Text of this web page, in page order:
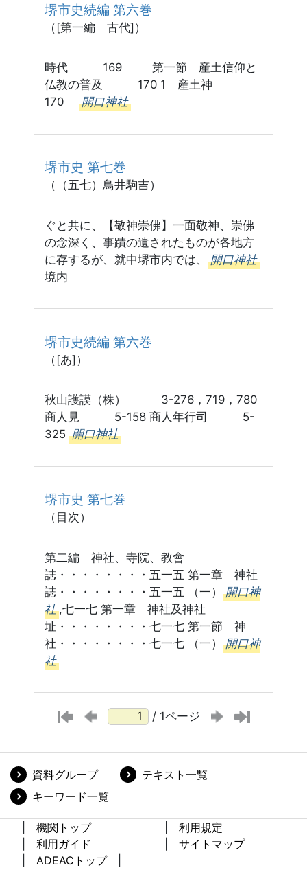
堺市史続編 第六巻
（[第一編 古代]）
時代 169 第一節 産土信仰と
仏教の普及 170 1 産土神
170 開口神社
堺市史 第七巻
（（五七）鳥井駒吉）
ぐと共に、【敬神崇佛】一面敬神、崇佛
の念深く、事蹟の遺されたものが各地方
に存するが、就中堺市内では、 開口神社
境内
堺市史続編 第六巻
（[あ]）
秋山護謨（株） 3-276，719，780
商人見 5-158 商人年行司 5-
325 開口神社
堺市史 第七巻
（目次）
第二編 神社、寺院、教會
誌・・・・・・・・五一五 第一章 神社
誌・・・・・・・・五一五 （一） 開口神
社 ,七一七 第一章 神社及神社
址・・・・・・・・七一七 第一節 神
社・・・・・・・・七一七 （一） 開口神
社
/ 1ページ
資料グループ
テキスト一覧
キーワード一覧
機関トップ
利用規定
利用ガイド
サイトマップ
ADEACトップ